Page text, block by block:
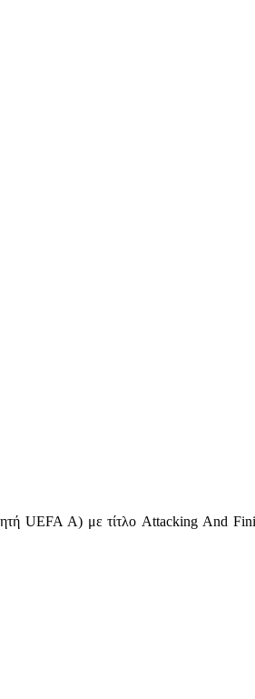
UEFA A) με τίτλο Attacking And